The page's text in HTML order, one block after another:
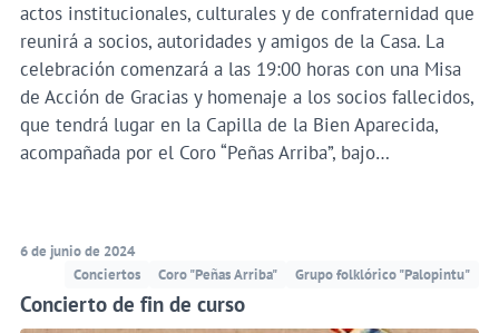
actos institucionales, culturales y de confraternidad que
reunirá a socios, autoridades y amigos de la Casa. La
celebración comenzará a las 19:00 horas con una Misa
de Acción de Gracias y homenaje a los socios fallecidos,
que tendrá lugar en la Capilla de la Bien Aparecida,
acompañada por el Coro “Peñas Arriba”, bajo…
6 de junio de 2024
Conciertos
Coro "Peñas Arriba" Grupo folklórico "Palopintu"
Concierto de fin de curso